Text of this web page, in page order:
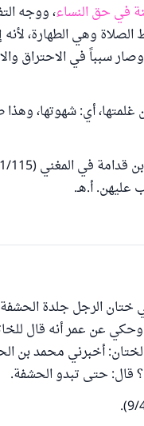
في حق النساء، ووجه
وهي الطهارة، لأنه
سبباً في الاحتراق
غلمتها، أي: شهوتها،
عليهن. أ.هـ.
ختان الرجل جلدة
عن عمر أنه قال
أخبرني محمد بن
قال: حتى تبدو الحشفة.